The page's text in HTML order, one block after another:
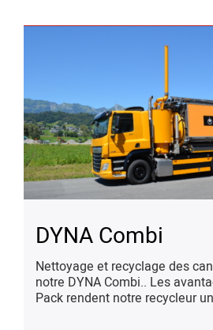
DYNA Combi
Nettoyage et recyclage des
notre DYNA Combi.. Les avantages du Power
Pack rendent notre recycleur